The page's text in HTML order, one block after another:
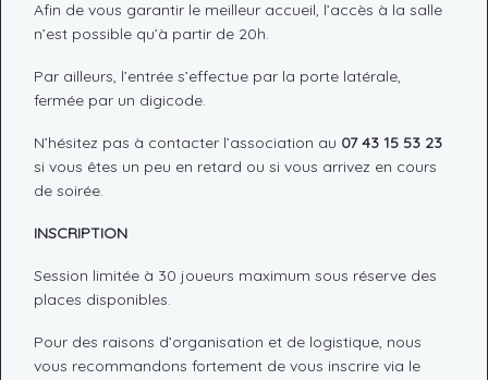
Afin de vous garantir le meilleur accueil, l’accès à la salle
n’est possible qu’à partir de 20h.
Par ailleurs, l’entrée s’effectue par la porte latérale,
fermée par un digicode.
N’hésitez pas à contacter l’association au 07 43 15 53 23
si vous êtes un peu en retard ou si vous arrivez en cours
de soirée.
INSCRIPTION
Session limitée à 30 joueurs maximum sous réserve des
places disponibles.
Pour des raisons d’organisation et de logistique, nous
vous recommandons fortement de vous inscrire via le